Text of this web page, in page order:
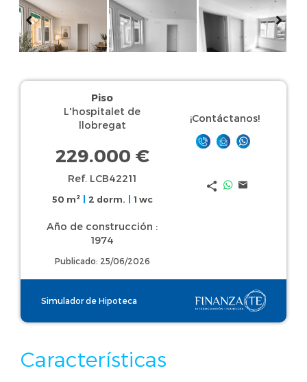
Piso
L'hospitalet de
llobregat
229.000 €
Ref. LCB42211
50 m2 2 dorm. 1 wc
Año de construcción :
1974
Publicado: 25/06/2026
¡Contáctanos!
Simulador de Hipoteca
Características